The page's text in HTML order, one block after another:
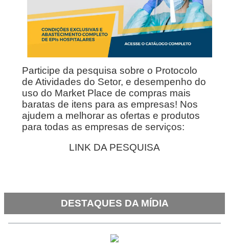
Participe da pesquisa sobre o Protocolo
de Atividades do Setor, e desempenho do
uso do Market Place de compras mais
baratas de itens para as empresas! Nos
ajudem a melhorar as ofertas e produtos
para todas as empresas de serviços:
LINK DA PESQUISA
DESTAQUES DA MÍDIA